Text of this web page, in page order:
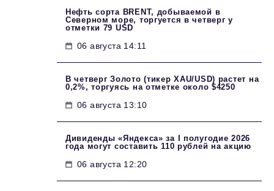
Нефть сорта BRENT, добываемой в
Северном море, торгуется в четверг у
отметки 79 USD
06 августа 14:11
В четверг Золото (тикер XAU/USD) растет на
0,2%, торгуясь на отметке около $4250
06 августа 13:10
Дивиденды «Яндекса» за I полугодие 2026
года могут составить 110 рублей на акцию
06 августа 12:20